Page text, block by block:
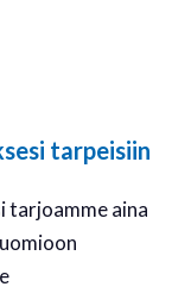
tarpeisiin
tarjoamme aina